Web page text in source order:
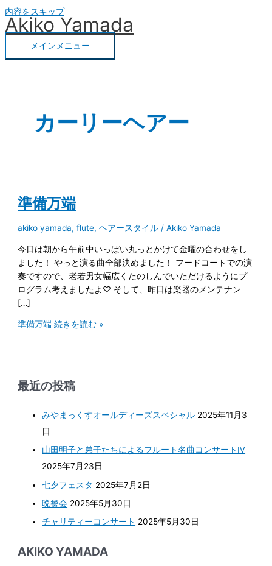
内容をスキップ
Akiko Yamada
メインメニュー
カーリーヘアー
準備万端
akiko yamada,flute,ヘアースタイル /Akiko Yamada
今日は朝から午前中いっぱい丸っとかけて金曜の合わせをし
ました！ やっと演る曲全部決めました！ フードコートでの演
奏ですので、老若男女幅広くたのしんでいただけるようにプ
ログラム考えましたよ♡ そして、昨日は楽器のメンテナン
[…]
準備万端 続きを読む »
最近の投稿
みやまっくすオールディーズスペシャル 2025年11月3
日
山田明子と弟子たちによるフルート名曲コンサートⅣ
2025年7月23日
七夕フェスタ 2025年7月2日
晩餐会 2025年5月30日
チャリティーコンサート 2025年5月30日
AKIKO YAMADA